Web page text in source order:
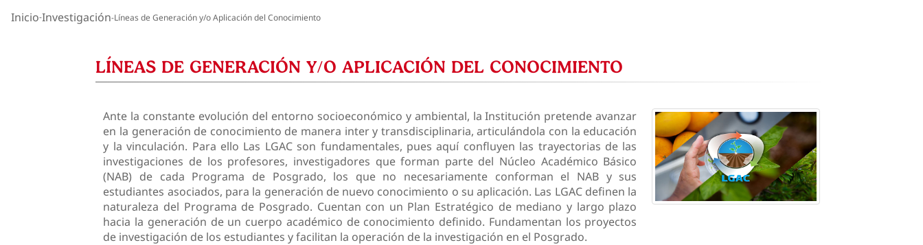
Inicio Investigación Líneas de Generación y/o Aplicación del Conocimiento
LÍNEAS DE GENERACIÓN Y/O APLICACIÓN DEL CONOCIMIENTO
Ante la constante evolución del entorno socioeconómico y ambiental, la Institución pretende avanzar
en la generación de conocimiento de manera inter y transdisciplinaria, articulándola con la educación
y la vinculación. Para ello Las LGAC son fundamentales, pues aquí confluyen las trayectorias de las
investigaciones de los profesores, investigadores que forman parte del Núcleo Académico Básico
(NAB) de cada Programa de Posgrado, los que no necesariamente conforman el NAB y sus
estudiantes asociados, para la generación de nuevo conocimiento o su aplicación. Las LGAC definen la
naturaleza del Programa de Posgrado. Cuentan con un Plan Estratégico de mediano y largo plazo
hacia la generación de un cuerpo académico de conocimiento definido. Fundamentan los proyectos
de investigación de los estudiantes y facilitan la operación de la investigación en el Posgrado.